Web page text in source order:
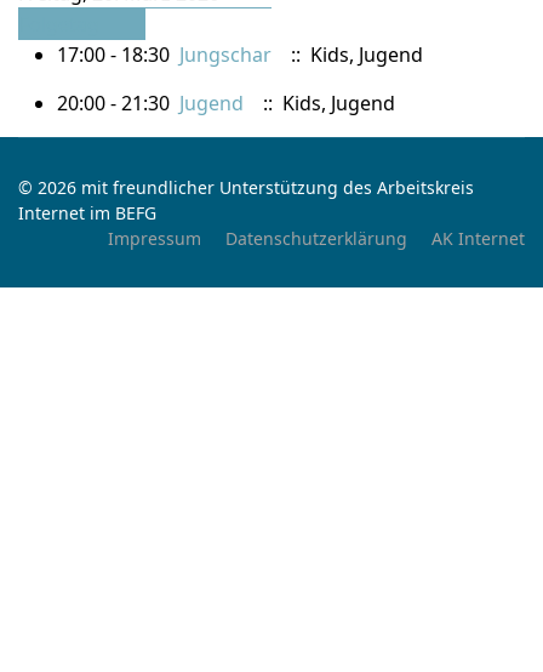
17:00 - 18:30 Jungschar
:: Kids, Jugend
20:00 - 21:30 Jugend :: Kids, Jugend
© 2026 mit freundlicher Unterstützung des Arbeitskreis
Internet im BEFG
Impressum
Datenschutzerklärung AK Internet